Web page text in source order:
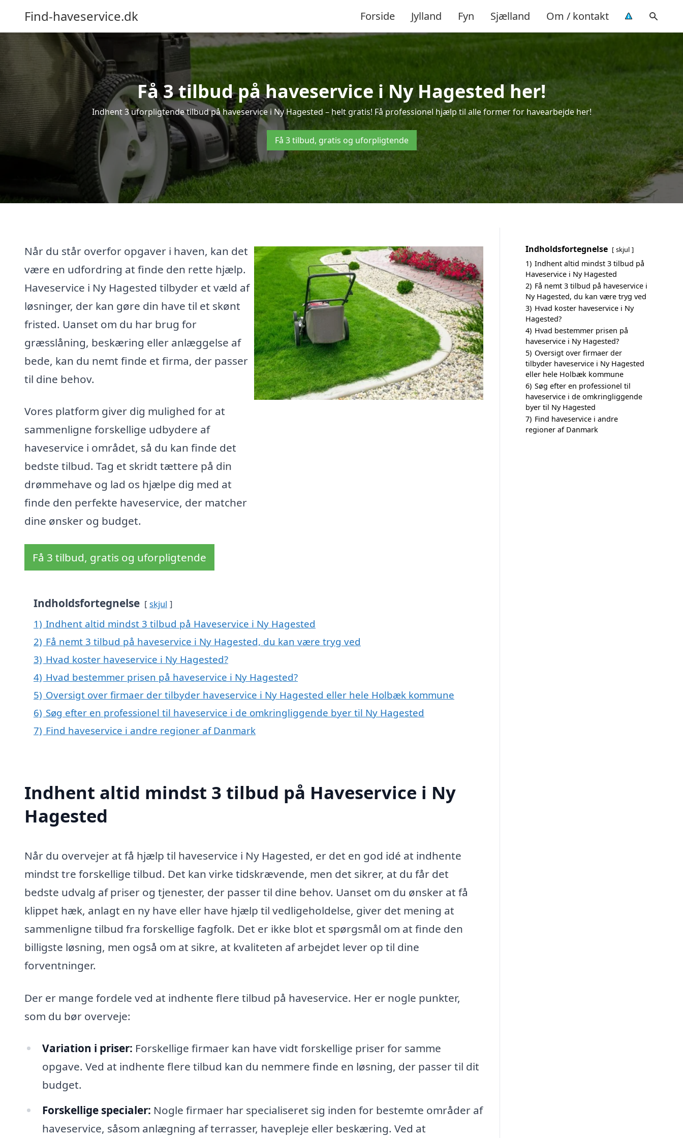
Find-haveservice.dk Forside Jylland Fyn Sjælland Om / kontakt
Få 3 tilbud på haveservice i Ny Hagested her!
Indhent 3 uforpligtende tilbud på haveservice i Ny Hagested – helt gratis! Få professionel hjælp til alle former for havearbejde her!
Få 3 tilbud, gratis og uforpligtende
Når du står overfor opgaver i haven, kan det
være en udfordring at finde den rette hjælp.
Haveservice i Ny Hagested tilbyder et væld af
løsninger, der kan gøre din have til et skønt
fristed. Uanset om du har brug for
græsslåning, beskæring eller anlæggelse af
bede, kan du nemt finde et firma, der passer
til dine behov.
Vores platform giver dig mulighed for at
sammenligne forskellige udbydere af
haveservice i området, så du kan finde det
bedste tilbud. Tag et skridt tættere på din
drømmehave og lad os hjælpe dig med at
finde den perfekte haveservice, der matcher
dine ønsker og budget.
Få 3 tilbud, gratis og uforpligtende
Indholdsfortegnelse skjul
1) Indhent altid mindst 3 tilbud på Haveservice i Ny Hagested
2) Få nemt 3 tilbud på haveservice i Ny Hagested, du kan være tryg ved
3) Hvad koster haveservice i Ny Hagested?
4) Hvad bestemmer prisen på haveservice i Ny Hagested?
5) Oversigt over firmaer der tilbyder haveservice i Ny Hagested eller hele Holbæk kommune
6) Søg efter en professionel til haveservice i de omkringliggende byer til Ny Hagested
7) Find haveservice i andre regioner af Danmark
Indhent altid mindst 3 tilbud på Haveservice i Ny
Hagested
Når du overvejer at få hjælp til haveservice i Ny Hagested, er det en god idé at indhente
mindst tre forskellige tilbud. Det kan virke tidskrævende, men det sikrer, at du får det
bedste udvalg af priser og tjenester, der passer til dine behov. Uanset om du ønsker at få
klippet hæk, anlagt en ny have eller have hjælp til vedligeholdelse, giver det mening at
sammenligne tilbud fra forskellige fagfolk. Det er ikke blot et spørgsmål om at finde den
billigste løsning, men også om at sikre, at kvaliteten af arbejdet lever op til dine
forventninger.
Der er mange fordele ved at indhente flere tilbud på haveservice. Her er nogle punkter,
som du bør overveje:
Variation i priser: Forskellige firmaer kan have vidt forskellige priser for samme
opgave. Ved at indhente flere tilbud kan du nemmere finde en løsning, der passer til dit
budget.
Forskellige specialer: Nogle firmaer har specialiseret sig inden for bestemte områder af
haveservice, såsom anlægning af terrasser, havepleje eller beskæring. Ved at
Indholdsfortegnelse skjul
1) Indhent altid mindst 3 tilbud på
Haveservice i Ny Hagested
2) Få nemt 3 tilbud på haveservice i
Ny Hagested, du kan være tryg ved
3) Hvad koster haveservice i Ny
Hagested?
4) Hvad bestemmer prisen på
haveservice i Ny Hagested?
5) Oversigt over firmaer der
tilbyder haveservice i Ny Hagested
eller hele Holbæk kommune
6) Søg efter en professionel til
haveservice i de omkringliggende
byer til Ny Hagested
7) Find haveservice i andre
regioner af Danmark